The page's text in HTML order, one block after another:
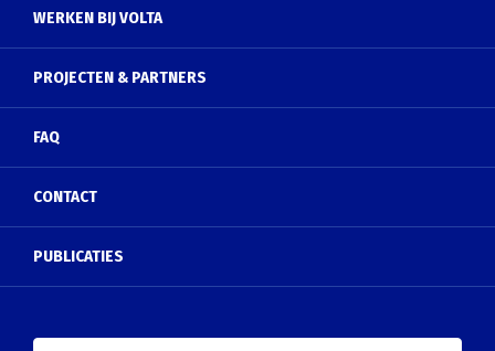
WERKEN BIJ VOLTA
PROJECTEN & PARTNERS
FAQ
CONTACT
PUBLICATIES